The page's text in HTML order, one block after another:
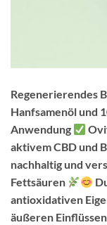
Regenerierendes
Hanfsamenöl und
Anwendung
aktivem CBD und
nachhaltig und
Fettsäuren
antioxidativen
äußeren